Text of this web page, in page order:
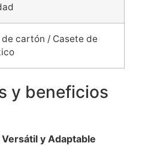
de cartón / Casete de
y beneficios
y Adaptable